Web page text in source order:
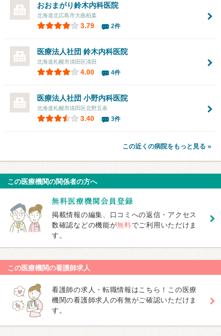
おおまがり鈴木内科医院
北海道北広島市大曲柏葉
3.79 2件
医療法人社団 鈴木内科医院
北海道札幌市清田区清田
4.00 4件
医療法人社団 小野内科医院
北海道札幌市清田区北野五条
3.40 3件
この近くの病院をもっと見る »
この医療機関の関係者の方へ
掲載情報の編集、口コミへの返信・アクセス
数確認などの機能が無料でご利用いただけま
す。
この医療機関の看護師求人
看護師の求人・転職情報はこちら！この医療
機関の看護師求人の有無がご確認いただけま
す。